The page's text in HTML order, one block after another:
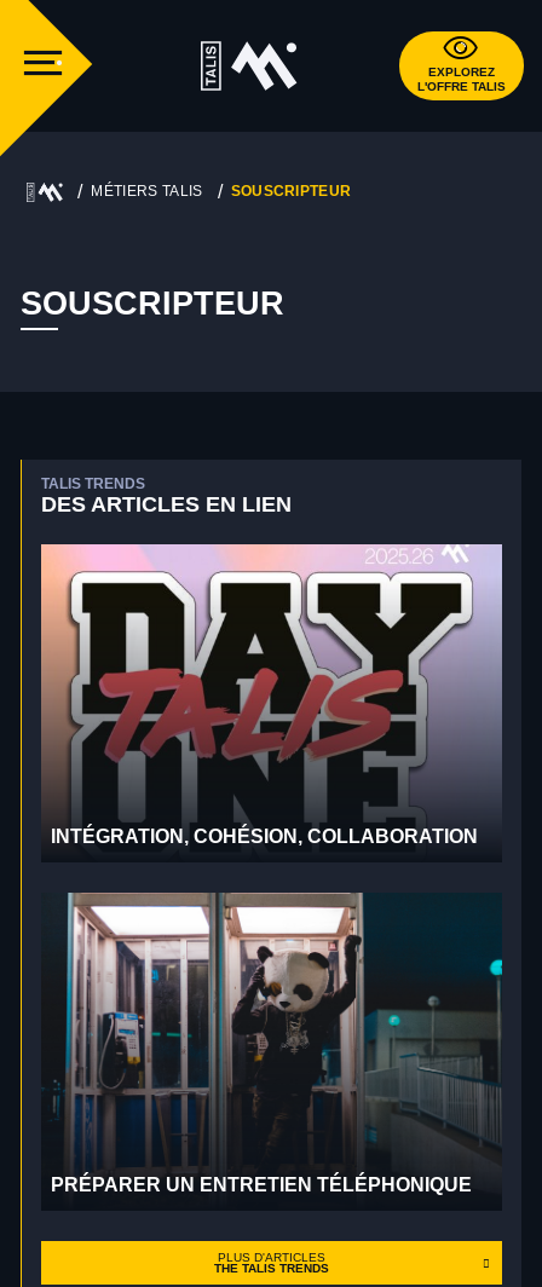
EXPLOREZ
L'OFFRE TALIS
MÉTIERS TALIS SOUSCRIPTEUR
SOUSCRIPTEUR
TALIS TRENDS
DES ARTICLES EN LIEN
INTÉGRATION, COHÉSION, COLLABORATION
PRÉPARER UN ENTRETIEN TÉLÉPHONIQUE
PLUS D'ARTICLES
THE TALIS TRENDS